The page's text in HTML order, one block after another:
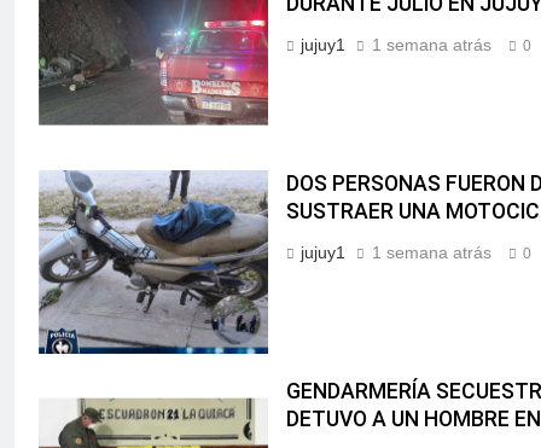
jujuy1 1 semana atrás 0
DOS PERSONAS FUERON
SUSTRAER UNA
jujuy1 1 semana atrás 0
GENDARMERÍA
DETUVO A UN HOMBRE